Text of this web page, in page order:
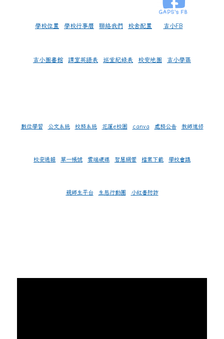
學校位置 學校行事曆 聯絡我們 校舍配置 吉小FB
吉小圖書館 課室英語表 巡堂紀錄表 校安地圖 吉小學區
數位學習 公文系統 校務系統 花蓮e校園 canva 處務公告 教師進修
校安通報 單一帳號 雲端硬碟 智慧網管 檔案下載 學校會議
親師生平台 生態行動團 小紅書防詐